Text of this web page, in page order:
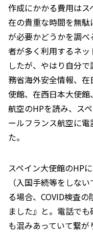
作成にかかる費用は
在の貴重な時間を無
が必要かどうかを調
者が多く利用するネ
したが、やはり自分
務省海外安全情報、
使館、在西日本大使
航空のHPを読み、ス
ールフランス航空に
た。
スペイン大使館のHP
（入国手続等をしな
る場合、COVID検査
ました』と。電話で
も混みあっていて繋